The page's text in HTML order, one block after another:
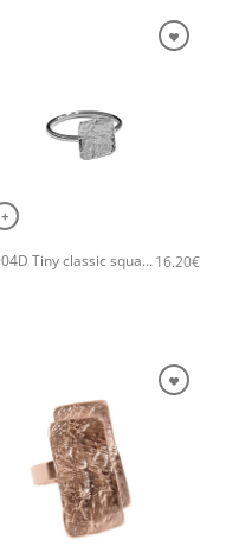
+
1904D Tiny classic square χειροποίητο δαχτυλιδι Catherine bijoux Ασημί16.20€